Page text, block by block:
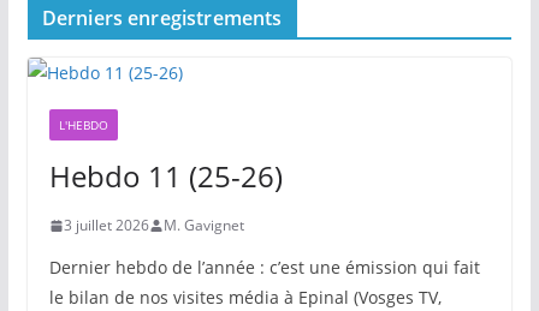
Derniers enregistrements
L'HEBDO
Hebdo 11 (25-26)
3 juillet 2026 M. Gavignet
Dernier hebdo de l’année : c’est une émission qui fait
le bilan de nos visites média à Epinal (Vosges TV,